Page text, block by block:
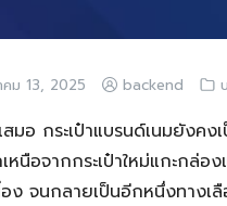
ม 13, 2025 backend
มอ กระเป๋าแบรนด์เนมยัง
นือจากกระเป๋าใหม่แกะกล่อ
ง จนกลายเป็นอีกหนึ่งทางเ